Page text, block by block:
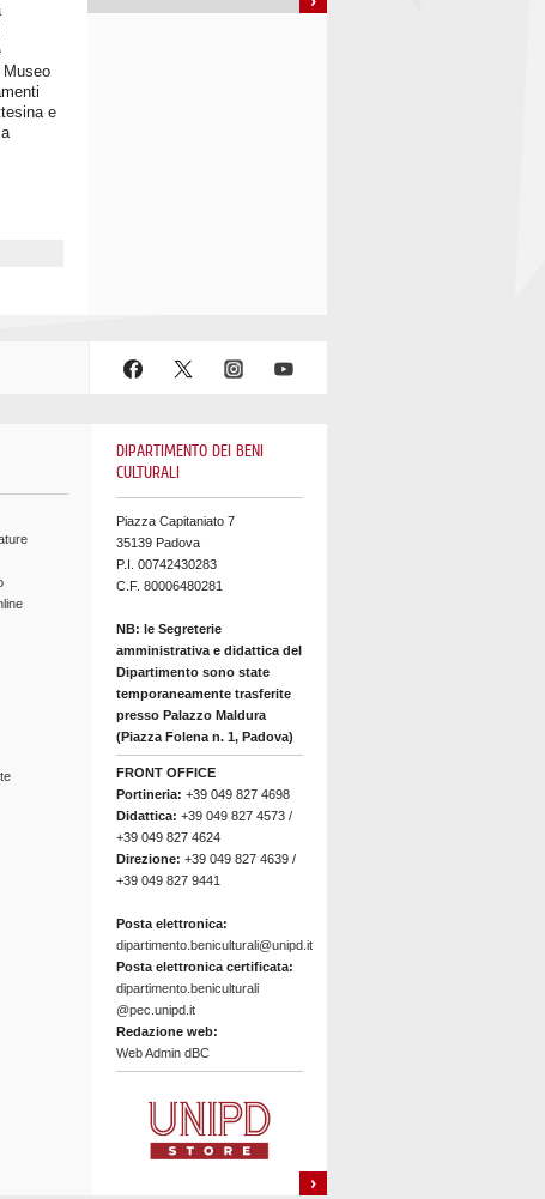
e
DIPARTIMENTO DEI BENI
CULTURALI
Piazza Capitaniato 7
35139 Padova
P.I. 00742430283
C.F. 80006480281
NB: le Segreterie
amministrativa e didattica del
Dipartimento sono state
temporaneamente trasferite
presso Palazzo Maldura
(Piazza Folena n. 1, Padova)
FRONT OFFICE
Portineria: +39 049 827 4698
Didattica: +39 049 827 4573 /
+39 049 827 4624
Direzione: +39 049 827 4639 /
+39 049 827 9441
Posta elettronica:
dipartimento.beniculturali@unipd.it
Posta elettronica certificata:
dipartimento.beniculturali
@pec.unipd.it
Redazione web:
Web Admin dBC